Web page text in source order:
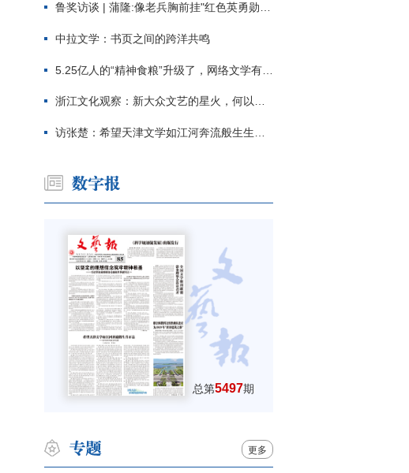
鲁奖访谈 | 蒲隆:像老兵胸前挂"红色英勇勋章"
中拉文学：书页之间的跨洋共鸣
5.25亿人的“精神食粮”升级了，网络文学有了哪些新变化？
浙江文化观察：新大众文艺的星火，何以燎原？
访张楚：希望天津文学如江河奔流般生生不息
总第5497期
更多